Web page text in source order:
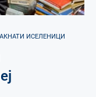
ИСЕЛЕНИЦИ